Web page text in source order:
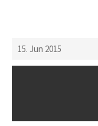
15. Jun 2015